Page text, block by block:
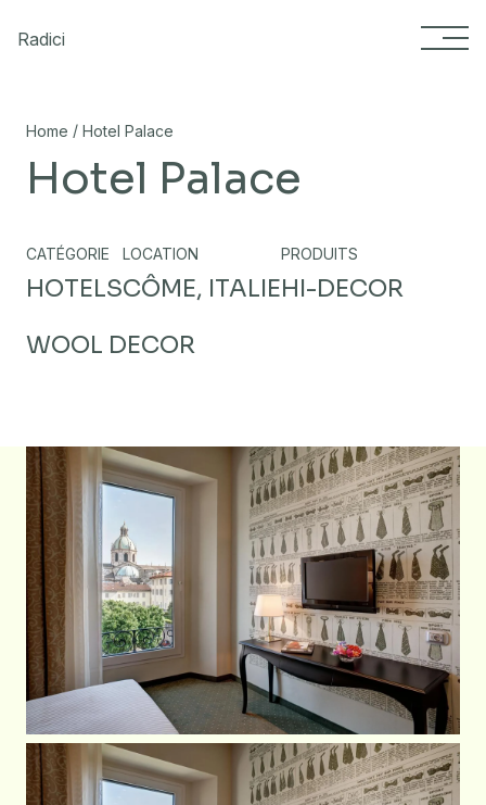
Radici
Home / Hotel Palace
Hotel Palace
CATÉGORIE
HOTELS
LOCATION
CÔME, ITALIE
PRODUITS
HI-DECOR
WOOL DECOR